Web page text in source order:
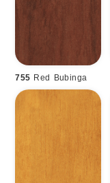
755 Red Bubinga